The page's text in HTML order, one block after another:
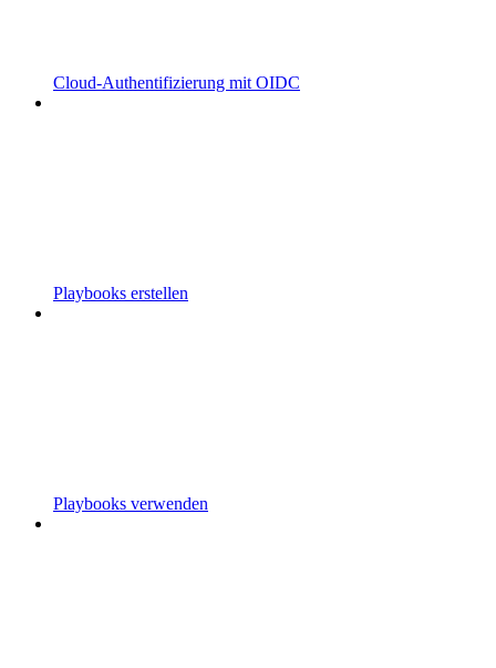
Cloud-Authentifizierung mit OIDC
Playbooks erstellen
Playbooks verwenden